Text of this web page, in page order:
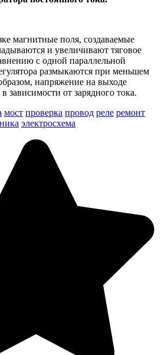
магнитные поля, создаваемые
и увеличивают тяговое
с одной параллельной
размыкаются при меньшем
напряжение на выходе
зависимости от зарядного тока.
мост проверка провод реле ремонт
электросхема